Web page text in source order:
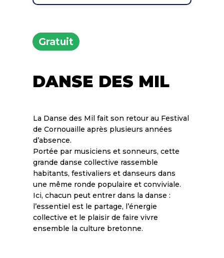
Gratuit
DANSE DES MIL
La Danse des Mil fait son retour au Festival
de Cornouaille après plusieurs années
d’absence.
Portée par musiciens et sonneurs, cette
grande danse collective rassemble
habitants, festivaliers et danseurs dans
une même ronde populaire et conviviale.
Ici, chacun peut entrer dans la danse :
l’essentiel est le partage, l’énergie
collective et le plaisir de faire vivre
ensemble la culture bretonne.